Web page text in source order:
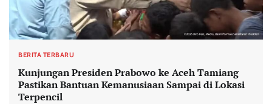
BERITA TERBARU
Kunjungan Presiden Prabowo ke Aceh Tamiang
Pastikan Bantuan Kemanusiaan Sampai di Lokasi
Terpencil